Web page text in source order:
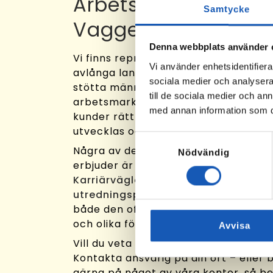
Samtycke
Denna webbplats använder
Vi använder
sociala medier och
till de sociala medier och
med annan information som
Nödvändig
Avvisa
Vaggeryd!
Vi finns representerade i stora delar
avlånga land, och arbetar varje dag
stötta människor på vägen mot sina
arbetsmarknaden. Vårt uppdrag är
kunder rätt förutsättningar för att
utvecklas och trivas i arbetslivet.
Några av de tjänster vi som
erbjuder är
Rusta och Matcha
Karriärvägledning
och
utredningsplatser
både den offentliga
och olika försäkringsbolag.
Vill du veta mer om hur vi arbetar
Kontakta ansvarig på din ort – eller